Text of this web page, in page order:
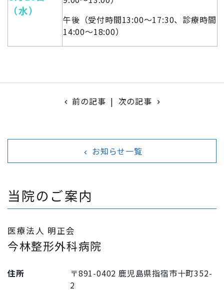
（水）
午後（受付時間13:00～17:30、診療時間
14:00～18:00）
chevron_left 前の記事 | 次の記事 navigate_next
navigate_before お知らせ一覧
当院のご案内
医療法人 明正会
今林整形外科病院
住所
〒891-0402 鹿児島県指宿市十町352-
2